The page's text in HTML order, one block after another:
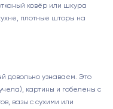
ковёр или шкура
плотные шторы на
довольно узнаваем. Это
картины и гобелены с
вазы с сухими или